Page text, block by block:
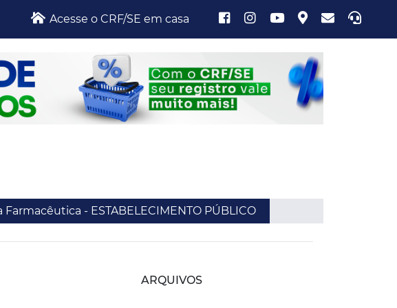
Acesse o CRF/SE em casa
- ESTABELECIMENTO PÚBLICO
ARQUIVOS